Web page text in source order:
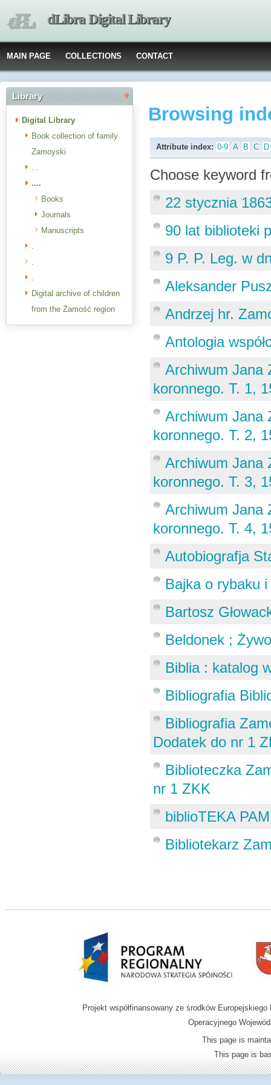
dLibra Digital Library
MAIN PAGE COLLECTIONS CONTACT
Library
Digital Library
Book collection of family
Zamoyski
...
....
Books
Journals
Manuscripts
.
.
.
Digital archive of children
from the Zamość region
Browsing
Attribute index: 0-9 A B C D
Choose keyword
22 stycznia
90 lat biblioteki
9 P. P. Leg. w
Aleksander
Andrzej hr.
Antologia
Archiwum Jana
koronnego. T. 1,
Archiwum Jana
koronnego. T. 2,
Archiwum Jana
koronnego. T. 3,
Archiwum Jana
koronnego. T. 4,
Autobiografja
Bajka o rybaku i
Bartosz
Beldonek ;
Biblia : katalog
Bibliografia
Bibliografia
Dodatek do nr 1
Biblioteczka
nr 1 ZKK
biblioTEKA
Bibliotekarz
Projekt współfinansowany ze środków
Operacyjnego
This page is
This page is